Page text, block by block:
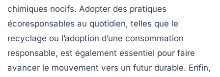
chimiques nocifs. Adopter des pratiques
écoresponsables au quotidien, telles que le
recyclage ou l’adoption d’une consommation
responsable, est également essentiel pour faire
avancer le mouvement vers un futur durable. Enfin,